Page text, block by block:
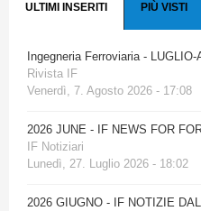
ULTIMI INSERITI PIÙ VISTI
Ingegneria Ferroviaria -
Rivista IF
Venerdì, 7. Agosto 2026 - 17:08
2026 JUNE - IF NEWS FOR
IF Notiziari
Lunedì, 27. Luglio 2026 - 18:02
2026 GIUGNO - IF NOTIZIE